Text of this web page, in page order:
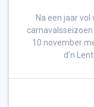
Na een jaar
10 november
d’n